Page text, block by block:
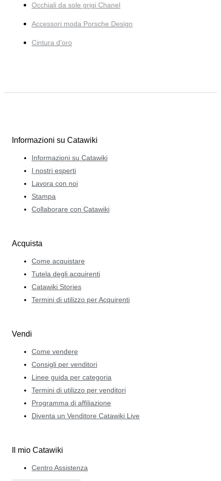
Occhiali da sole grigi Chanel
Accessori moda Porsche Design
Cintura d'oro
Informazioni su Catawiki
Informazioni su Catawiki
I nostri esperti
Lavora con noi
Stampa
Collaborare con Catawiki
Acquista
Come acquistare
Tutela degli acquirenti
Catawiki Stories
Termini di utilizzo per Acquirenti
Vendi
Come vendere
Consigli per venditori
Linee guida per categoria
Termini di utilizzo per venditori
Programma di affiliazione
Diventa un Venditore Catawiki Live
Il mio Catawiki
Centro Assistenza